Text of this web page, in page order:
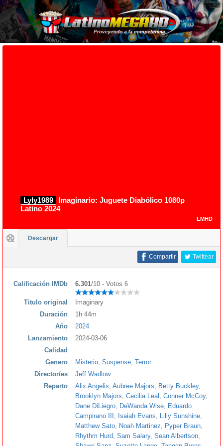
Lyly1989
Imaginario: Juguete Diabólico 1080p
Latino 2024
LMHD
Descargar
Twittear
Compartir
Calificación IMDb 6.301/10 - Votos 6
Titulo original
Imaginary
Duración
1h 44m
Año
2024
Lanzamiento
2024-03-06
Calidad
Genero
Misterio Suspense Terror
Director/es
Jeff Wadlow
Reparto
Alix Angelis Aubree Majors Betty Buckley,
Brooklyn Majors Cecilia Leal Conner McCoy,
Dane DiLiegro
DeWanda Wise
Eduardo
Campirano III
Isaiah Evans Lilly Sunshine
Matthew Sato
Noah Martinez Pyper Braun
Rhythm Hurd Sam Salary, Sean Albertson